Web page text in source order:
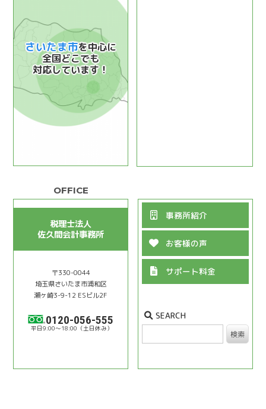
さいたま市を中心に
全国どこでも
対応しています！
税理士法人
佐久間会計事務所
〒330-0044
埼⽟県さいたま市浦和区
瀬ヶ崎3-9-12 ESビル2F
0120-056-555
9:00〜18:00
事務所紹介
お客様の声
サポート料金
SEARCH
検索